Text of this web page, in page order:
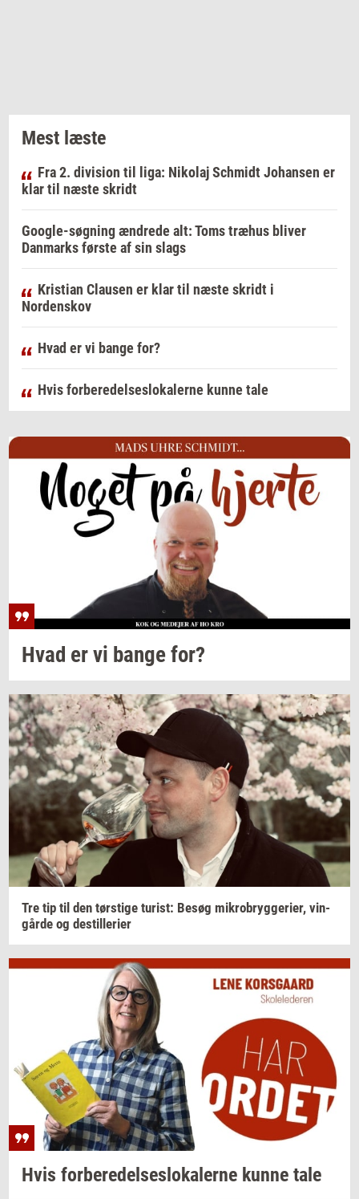
Mest læste
Fra 2. division til liga: Nikolaj Schmidt Johansen er
klar til næste skridt
Google-søgning ændrede alt: Toms træhus bliver
Danmarks første af sin slags
Kristian Clausen er klar til næste skridt i
Nordenskov
Hvad er vi bange for?
Hvis forberedelseslokalerne kunne tale
Hvad er vi bange for?
Tre tip til den tørsti­ge turist: Besøg mi­kro­bryg­ge­ri­er, vin­
går­de og destil­le­ri­er
Hvis for­be­re­del­ses­lo­ka­ler­ne kunne tale